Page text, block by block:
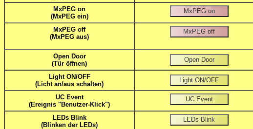
MxPEG on
(MxPEG ein)
MxPEG off
(MxPEG aus)
Open Door
(Tür öffnen)
Light ON/OFF
(Licht an/aus schalten)
UC Event
(Ereignis "Benutzer-Klick")
LEDs Blink
(Blinken der LEDs)